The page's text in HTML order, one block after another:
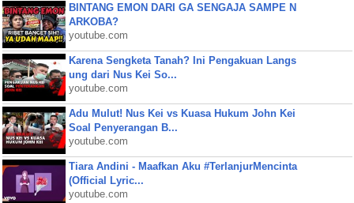
BINTANG EMON DARI GA SENGAJA SAMPE N
ARKOBA?
youtube.com
Karena Sengketa Tanah? Ini Pengakuan Langs
ung dari Nus Kei So...
youtube.com
Adu Mulut! Nus Kei vs Kuasa Hukum John Kei
Soal Penyerangan B...
youtube.com
Tiara Andini - Maafkan Aku #TerlanjurMencinta
(Official Lyric...
youtube.com